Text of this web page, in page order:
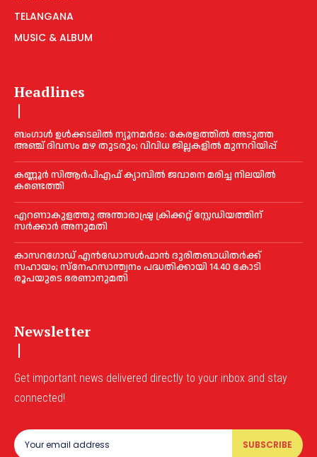
TELANGANA
MUSIC & ALBUM
Headlines
ബംഗാൾ ഉൾക്കടലിൽ ന്യൂനമർദം: കേരളത്തിൽ അടുത്ത
അഞ്ച് ദിവസം മഴ തുടരും; വിവിധ ജില്ലകളിൽ മുന്നറിയിപ്പ്
കണ്ണൂര്‍ സിആര്‍പിഎഫ് ക്യാമ്പില്‍ ജവാനെ മരിച്ച നിലയില്‍
കണ്ടെത്തി
എറണാകുളത്തു അന്താരാഷ്ട്ര ക്രിക്കറ്റ് സ്റ്റേഡിയത്തിന്
സര്‍ക്കാര്‍ അനുമതി
കാസറഗോഡ് എന്‍ഡോസള്‍ഫാന്‍ ദുരിതബാധിതര്‍ക്ക്
സഹായം; സ്‌നേഹസാന്ത്വനം പദ്ധതിക്കായി 14.40 കോടി
രൂപയുടെ ഭരണാനുമതി
Newsletter
Get important news delivered directly to your inbox and stay
connected!
SUBSCRIBE